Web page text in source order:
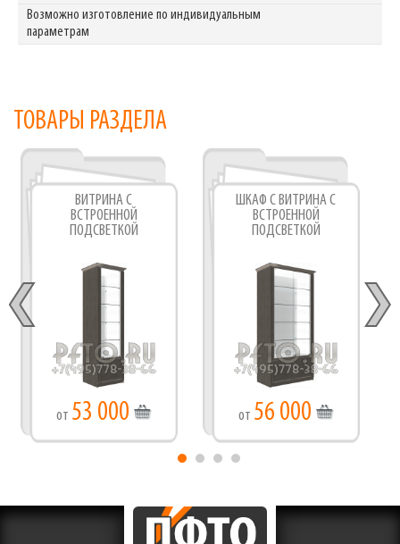
Возможно изготовление по индивидуальным
параметрам
ТОВАРЫ РАЗДЕЛА
ВИТРИНА С
ВСТРОЕННОЙ
ПОДСВЕТКОЙ
от 53 000
ШКАФ С ВИТРИНА С
ВСТРОЕННОЙ
ПОДСВЕТКОЙ
от 56 000